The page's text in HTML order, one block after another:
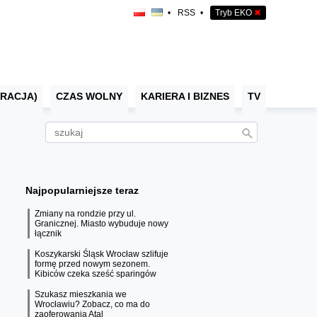
• RSS • Tryb EKO ✖
CZAS WOLNY KARIERA I BIZNES TV
Najpopularniejsze teraz
Zmiany na rondzie przy ul.
Granicznej. Miasto wybuduje nowy
łącznik
Koszykarski Śląsk Wrocław szlifuje
formę przed nowym sezonem.
Kibiców czeka sześć sparingów
Szukasz mieszkania we
Wrocławiu? Zobacz, co ma do
zaoferowania Atal